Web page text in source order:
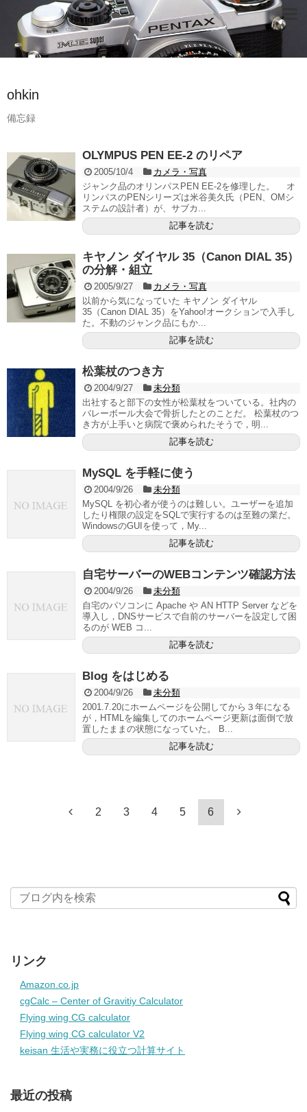
ohkin
備忘録
OLYMPUS PEN EE-2 のリペア
2005/10/4
カメラ・写真
ジャンク品のオリンパスPEN EE-2を修理した。 オ
リンパスのPENシリーズは米谷美久氏（PEN、OMシ
ステムの設計者）が、サブカ...
記事を読む
キヤノン ダイヤル 35（Canon DIAL 35）
の分解・組立
2005/9/27
カメラ・写真
以前から気になっていた キヤノン ダイヤル
35（Canon DIAL 35）をYahoo!オークションで入手し
た。不動のジャンク品にもか...
記事を読む
松葉杖のつき方
2004/9/27
未分類
出社すると部下の女性が松葉杖をついている。社内の
バレーボール大会で骨折したとのことだ。 松葉杖のつ
き方が上手いと病院で褒められたそうで，明...
記事を読む
MySQL を手軽に使う
2004/9/26
未分類
MySQL を初心者が使うのは難しい。ユーザーを追加
したり権限の設定をSQLで実行するのは至難の業だ。
WindowsのGUIを使って，My...
記事を読む
自宅サーバーのWEBコンテンツ確認方法
2004/9/26
未分類
自宅のパソコンに Apache や AN HTTP Server などを
導入し，DNSサービスで自前のサーバーを設定して困
るのが WEB コ...
記事を読む
Blog をはじめる
2004/9/26
未分類
2001.7.20にホームページを公開してから３年になる
が，HTMLを編集してのホームページ更新は面倒で放
置したままの状態になっていた。 B...
記事を読む
2 3 4 5 6
リンク
Amazon.co.jp
cgCalc – Center of Gravitiy Calculator
Flying wing CG calculator
Flying wing CG calculator V2
keisan 生活や実務に役立つ計算サイト
最近の投稿